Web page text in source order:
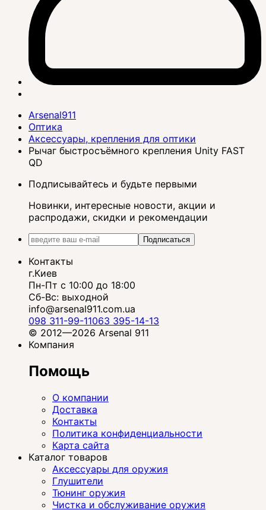
Arsenal911
Оптика
Аксессуары, крепления для оптики
Рычаг быстросъёмного крепления Unity FAST
QD
Подписывайтесь и будьте первыми
Новинки, интересные новости, акции и
распродажи, скидки и рекомендации
Подписаться
Контакты
г.Киев
Пн-Пт с 10:00 до 18:00
Сб-Вс: выходной
info@arsenal911.com.ua
098 311-99-11063 395-14-13
© 2012—2026 Arsenal 911
Компания
Помощь
О компании
Доставка
Контакты
Политика конфиденциальности
Карта сайта
Каталог товаров
Аксессуары для оружия
Глушители
Тюнинг оружия
Чистка и обслуживание оружия